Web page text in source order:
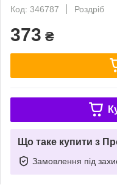
Код: 346787
Роздріб
373 ₴
Що таке купити з
Замовлення під